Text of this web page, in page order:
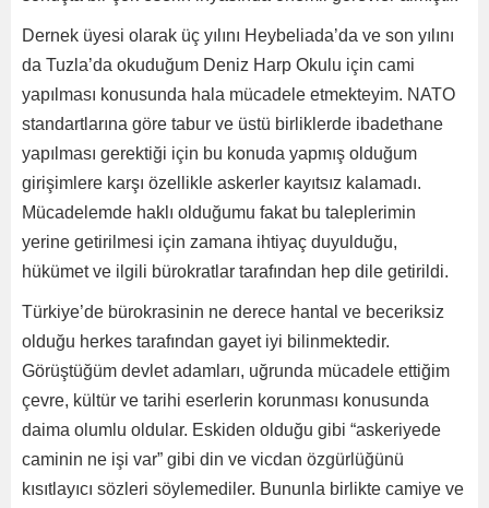
Dernek üyesi olarak üç yılını Heybeliada’da ve son yılını
da Tuzla’da okuduğum Deniz Harp Okulu için cami
yapılması konusunda hala mücadele etmekteyim. NATO
standartlarına göre tabur ve üstü birliklerde ibadethane
yapılması gerektiği için bu konuda yapmış olduğum
girişimlere karşı özellikle askerler kayıtsız kalamadı.
Mücadelemde haklı olduğumu fakat bu taleplerimin
yerine getirilmesi için zamana ihtiyaç duyulduğu,
hükümet ve ilgili bürokratlar tarafından hep dile getirildi.
Türkiye’de bürokrasinin ne derece hantal ve beceriksiz
olduğu herkes tarafından gayet iyi bilinmektedir.
Görüştüğüm devlet adamları, uğrunda mücadele ettiğim
çevre, kültür ve tarihi eserlerin korunması konusunda
daima olumlu oldular. Eskiden olduğu gibi “askeriyede
caminin ne işi var” gibi din ve vicdan özgürlüğünü
kısıtlayıcı sözleri söylemediler. Bununla birlikte camiye ve